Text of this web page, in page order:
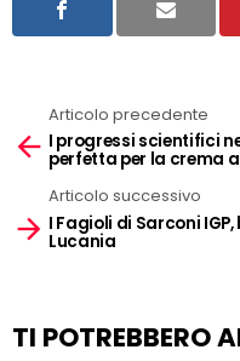
more
Articolo precedente
I progressi scientifici
perfetta per la crema
Articolo successivo
I Fagioli di Sarconi IGP,
Lucania
TI POTREBBERO